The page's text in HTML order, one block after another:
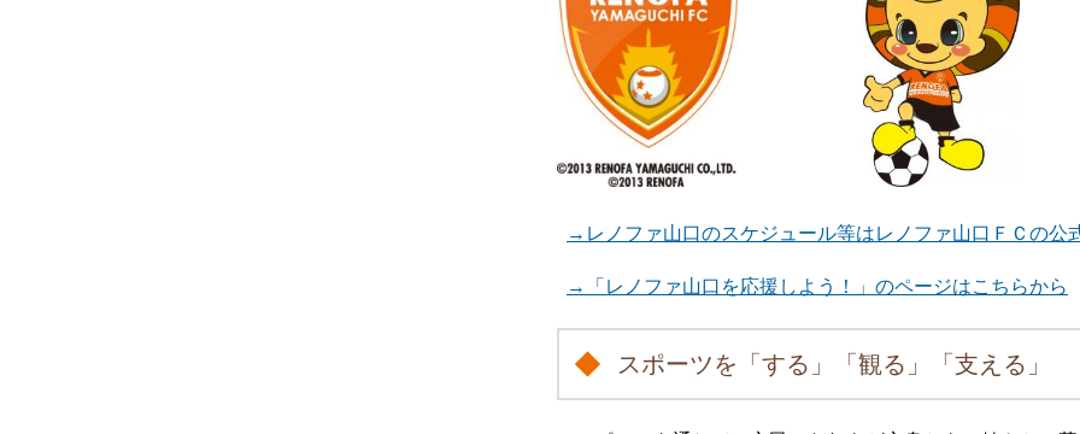
→レノファ山口のスケジュール等はレノファ山口ＦＣの公
→「レノファ山口を応援しよう！」のページはこちらから
スポーツを「する」「観る」「支える」